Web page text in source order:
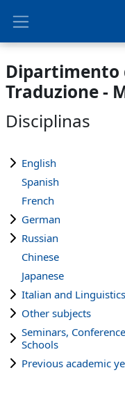
Dipartimento
Traduzione -
Disciplinas
English
Spanish
French
German
Russian
Chinese
Japanese
Italian and Linguistics
Other subjects
Seminars,
Schools
Previous academic